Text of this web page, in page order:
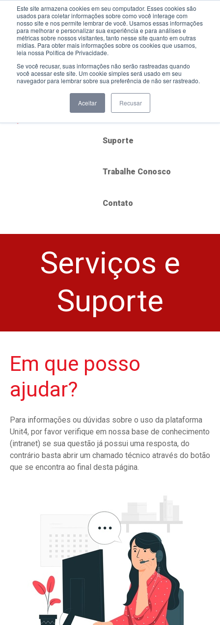
Este site armazena cookies em seu computador. Esses cookies são
usados para coletar informações sobre como você interage com
nosso site e nos permite lembrar de você. Usamos essas informações
para melhorar e personalizar sua experiência e para análises e
métricas sobre nossos visitantes, tanto nesse site quanto em outras
mídias. Para obter mais informações sobre os cookies que usamos,
leia nossa Política de Privacidade.
Se você recusar, suas informações não serão rastreadas quando
você acessar este site. Um cookie simples será usado em seu
navegador para lembrar sobre sua preferência de não ser rastreado.
Aceitar Recusar
Soluções
Serviços
Blog
Suporte
Trabalhe Conosco
Contato
Serviços e
Suporte
Em que posso
ajudar?
Para informações ou dúvidas sobre o uso da plataforma
Unit4, por favor verifique em nossa base de conhecimento
(intranet) se sua questão já possui uma resposta, do
contrário basta abrir um chamado técnico através do botão
que se encontra ao final desta página.